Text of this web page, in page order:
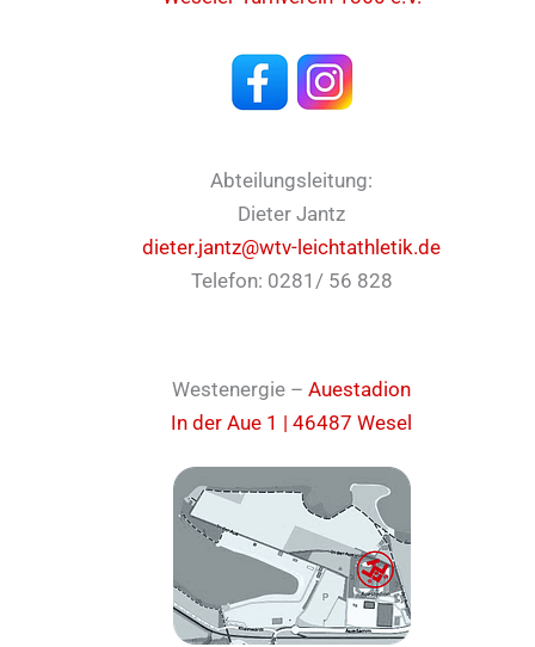
Abteilungsleitung:
Dieter Jantz
dieter.jantz@wtv-leichtathletik.de
Telefon: 0281/ 56 828
Westenergie – Auestadion
In der Aue 1 | 46487 Wesel